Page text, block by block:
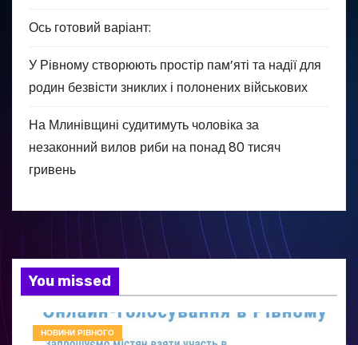
Ось готовий варіант:
У Рівному створюють простір пам’яті та надії для
родин безвісти зниклих і полонених військових
На Млинівщині судитимуть чоловіка за
незаконний вилов риби на понад 80 тисяч
гривень
You missed
НОВИНИ РІВНОГО